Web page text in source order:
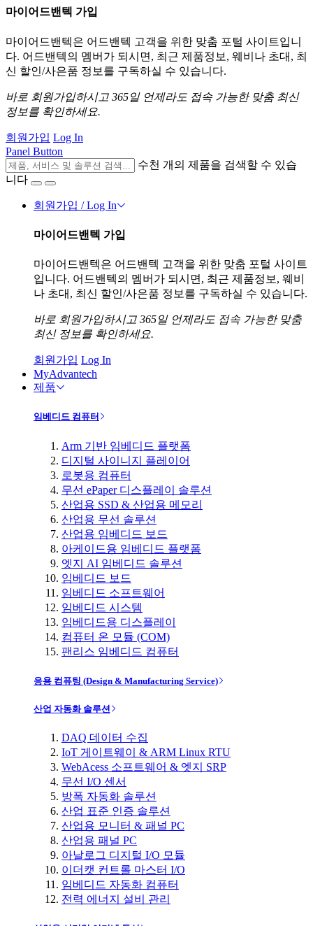
마이어드밴텍 가입
마이어드밴텍은 어드밴텍 고객을 위한 맞춤 포털 사이트입니
다. 어드밴텍의 멤버가 되시면, 최근 제품정보, 웨비나 초대, 최
신 할인/사은품 정보를 구독하실 수 있습니다.
바로 회원가입하시고 365일 언제라도 접속 가능한 맞춤 최신
정보를 확인하세요.
회원가입 Log In
Panel Button
수천 개의 제품을 검색할 수 있습
니다
회원가입 / Log In
마이어드밴텍 가입
마이어드밴텍은 어드밴텍 고객을 위한 맞춤 포털 사이트
입니다. 어드밴텍의 멤버가 되시면, 최근 제품정보, 웨비
나 초대, 최신 할인/사은품 정보를 구독하실 수 있습니다.
바로 회원가입하시고 365일 언제라도 접속 가능한 맞춤
최신 정보를 확인하세요.
회원가입 Log In
MyAdvantech
제품
임베디드 컴퓨터
Arm 기반 임베디드 플랫폼
디지털 사이니지 플레이어
로봇용 컴퓨터
무선 ePaper 디스플레이 솔루션
산업용 SSD & 산업용 메모리
산업용 무선 솔루션
산업용 임베디드 보드
아케이드용 임베디드 플랫폼
엣지 AI 임베디드 솔루션
임베디드 보드
임베디드 소프트웨어
임베디드 시스템
임베디드용 디스플레이
컴퓨터 온 모듈 (COM)
팬리스 임베디드 컴퓨터
응용 컴퓨팅 (Design & Manufacturing Service)
산업 자동화 솔루션
DAQ 데이터 수집
IoT 게이트웨이 & ARM Linux RTU
WebAcess 소프트웨어 & 엣지 SRP
무선 I/O 센서
방폭 자동화 솔루션
산업 표준 인증 솔루션
산업용 모니터 & 패널 PC
산업용 패널 PC
아날로그 디지털 I/O 모듈
이더캣 컨트롤 마스터 I/O
임베디드 자동화 컴퓨터
전력 에너지 설비 관리